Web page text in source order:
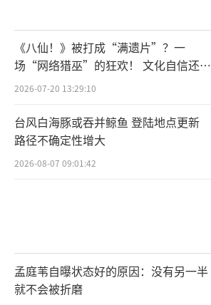
《八仙！》被打成“满遗片”？一
场“网络猎巫”的狂欢！ 文化自信还是
焦虑？
2026-07-20 13:29:10
台风白海豚或吞并鲸鱼 登陆地点更新
路径不确定性增大
2026-08-07 09:01:42
孟庭苇自曝状态好的原因：没有另一半
就不会被折磨